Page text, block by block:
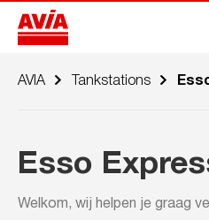
AVIA Tankstations
Esso
Welkom, wij helpen je graag